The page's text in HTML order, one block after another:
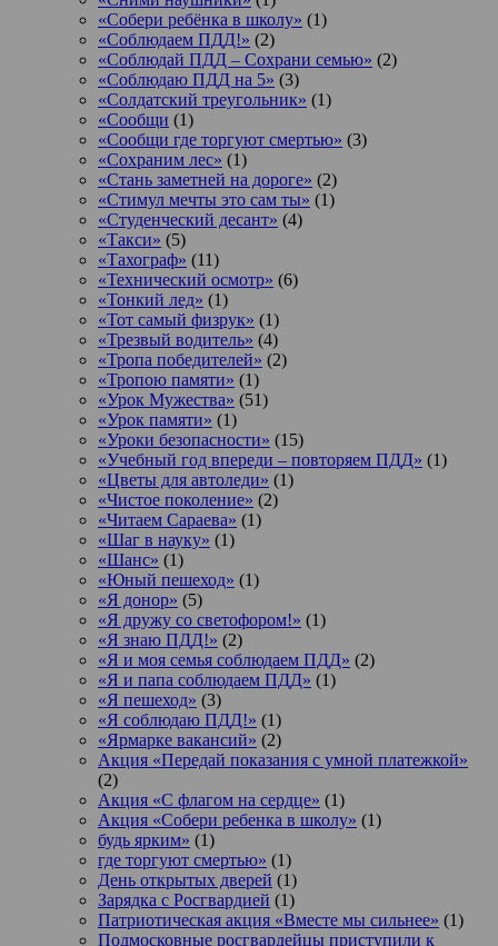
«Собери ребёнка в школу» (1)
«Соблюдаем ПДД!» (2)
«Соблюдай ПДД – Сохрани семью» (2)
«Соблюдаю ПДД на 5» (3)
«Солдатский треугольник» (1)
«Сообщи (1)
«Сообщи где торгуют смертью» (3)
«Сохраним лес» (1)
«Стань заметней на дороге» (2)
«Стимул мечты это сам ты» (1)
«Студенческий десант» (4)
«Такси» (5)
«Тахограф» (11)
«Технический осмотр» (6)
«Тонкий лед» (1)
«Тот самый физрук» (1)
«Трезвый водитель» (4)
«Тропа победителей» (2)
«Тропою памяти» (1)
«Урок Мужества» (51)
«Урок памяти» (1)
«Уроки безопасности» (15)
«Учебный год впереди – повторяем ПДД» (1)
«Цветы для автоледи» (1)
«Чистое поколение» (2)
«Читаем Сараева» (1)
«Шаг в науку» (1)
«Шанс» (1)
«Юный пешеход» (1)
«Я донор» (5)
«Я дружу со светофором!» (1)
«Я знаю ПДД!» (2)
«Я и моя семья соблюдаем ПДД» (2)
«Я и папа соблюдаем ПДД» (1)
«Я пешеход» (3)
«Я соблюдаю ПДД!» (1)
«Ярмарке вакансий» (2)
Акция «Передай показания с умной платежкой»
(2)
Акция «С флагом на сердце» (1)
Акция «Собери ребенка в школу» (1)
будь ярким» (1)
где торгуют смертью» (1)
День открытых дверей (1)
Зарядка с Росгвардией (1)
Патриотическая акция «Вместе мы сильнее» (1)
Подмосковные росгвардейцы приступили к